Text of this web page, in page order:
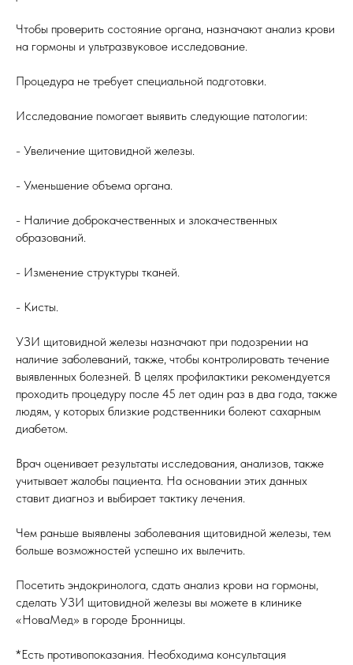
Чтобы проверить состояние органа, назначают анализ крови
на гормоны и ультразвуковое исследование.
Процедура не требует специальной подготовки.
Исследование помогает выявить следующие патологии:
- Увеличение щитовидной железы.
- Уменьшение объема органа.
- Наличие доброкачественных и злокачественных
образований.
- Изменение структуры тканей.
- Кисты.
УЗИ щитовидной железы назначают при подозрении на
наличие заболеваний, также, чтобы контролировать течение
выявленных болезней. В целях профилактики рекомендуется
проходить процедуру после 45 лет один раз в два года, также
людям, у которых близкие родственники болеют сахарным
диабетом.
Врач оценивает результаты исследования, анализов, также
учитывает жалобы пациента. На основании этих данных
ставит диагноз и выбирает тактику лечения.
Чем раньше выявлены заболевания щитовидной железы, тем
больше возможностей успешно их вылечить.
Посетить эндокринолога, сдать анализ крови на гормоны,
сделать УЗИ щитовидной железы вы можете в клинике
«НоваМед» в городе Бронницы.
*Есть противопоказания. Необходима консультация